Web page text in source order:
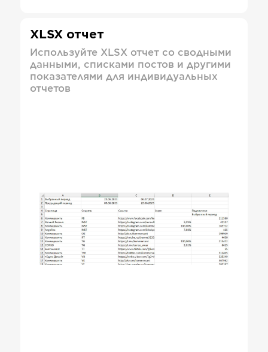
XLSX отчет
Используйте XLSX отчет со сводными
данными, списками постов и другими
показателями для индивидуальных
отчетов